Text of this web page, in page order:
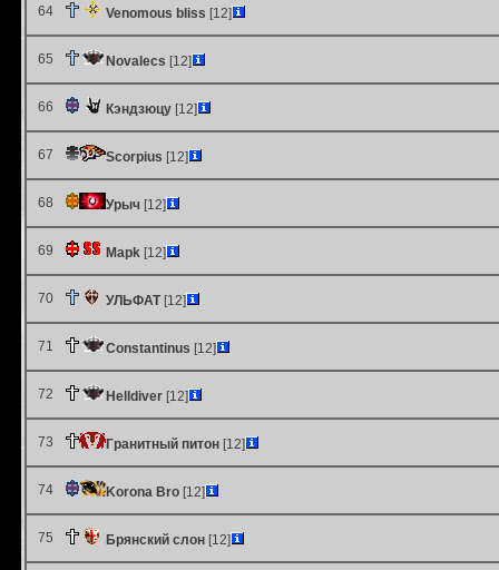
64 Venomous bliss [12]
65 Novalecs [12]
66 Кэндзюцу [12]
67 Scorpius [12]
68 Урыч [12]
69 Mapk [12]
70 УЛЬФАТ[12]
71 Constantinus [12]
72 Helldiver [12]
73 Гранитный питон [12]
74 Korona Bro [12]
75 Брянский слон [12]